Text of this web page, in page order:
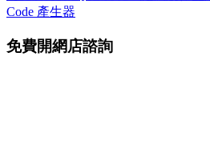
Code 產生器
免費開網店諮詢